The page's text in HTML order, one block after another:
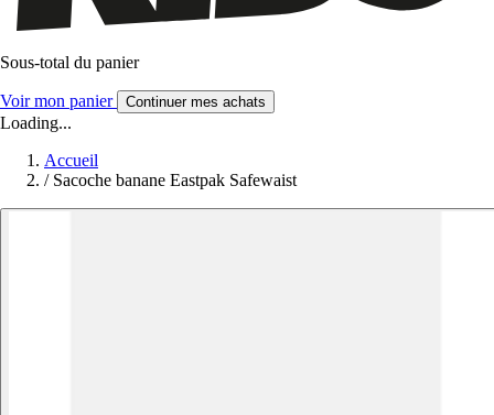
Sous-total du panier
Voir mon panier Continuer mes achats
Loading...
Accueil
/ Sacoche banane Eastpak Safewaist